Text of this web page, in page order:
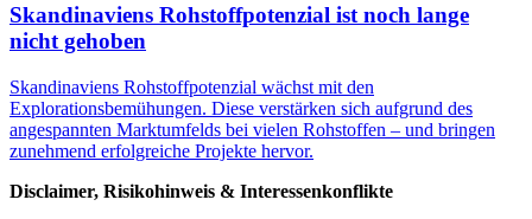
Skandinaviens Rohstoffpotenzial ist noch lange
nicht gehoben
Skandinaviens Rohstoffpotenzial wächst mit den
Explorationsbemühungen. Diese verstärken sich aufgrund des
angespannten Marktumfelds bei vielen Rohstoffen – und bringen
zunehmend erfolgreiche Projekte hervor.
Disclaimer, Risikohinweis & Interessenkonflikte